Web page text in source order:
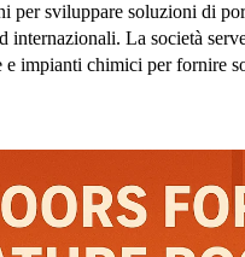
sviluppare soluzioni di
internazionali. La società
impianti chimici per fornire